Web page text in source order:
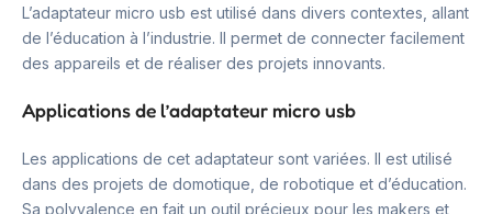
L’adaptateur micro usb est utilisé dans divers contextes, allant
de l’éducation à l’industrie. Il permet de connecter facilement
des appareils et de réaliser des projets innovants.
Applications de l’adaptateur micro usb
Les applications de cet adaptateur sont variées. Il est utilisé
dans des projets de domotique, de robotique et d’éducation.
Sa polyvalence en fait un outil précieux pour les makers et